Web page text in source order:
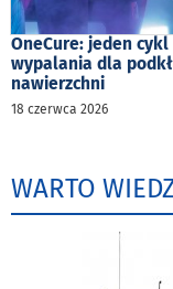
OneCure: jeden cykl
wypalania dla
nawierzchni
18 czerwca 2026
WARTO